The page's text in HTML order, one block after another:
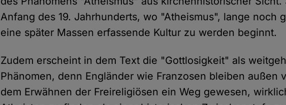
Anfang des 19. Jahrhunderts, wo "Atheismus", lange noch
eine später Massen erfassende Kultur zu werden beginnt.
Zudem erscheint in dem Text die "Gottlosigkeit" als
Phänomen, denn Engländer wie Franzosen bleiben außen
dem Erwähnen der Freireligiösen ein Weg gewesen,